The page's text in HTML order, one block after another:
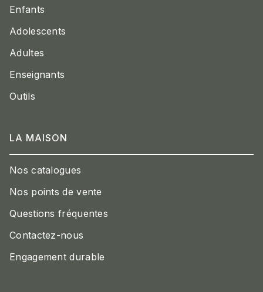
Enfants
Adolescents
Adultes
Enseignants
Outils
LA MAISON
Nos catalogues
Nos points de vente
Questions fréquentes
Contactez-nous
Engagement durable